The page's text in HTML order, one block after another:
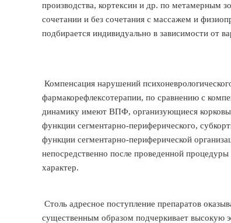
производства, кортексин и др. по метамерным
сочетании и без сочетания с массажем и
подбирается индивидуально в зависимости от
Компенсация нарушений
фармакорефлексотерапии, по сравнению с
динамику имеют ВПФ, организующиеся
функции сегментарно-периферического,
функции сегментарно-периферической
непосредственно после проведенной
характер.
Столь адресное поступление препаратов
существенным образом подчеркивает высокую